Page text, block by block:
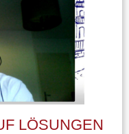
LÖSUNGEN